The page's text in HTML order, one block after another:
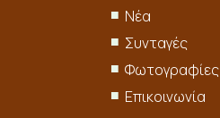
Νέα
Συνταγές
Φωτογραφίες
Επικοινωνία